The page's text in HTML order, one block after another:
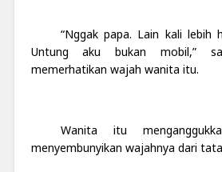
“Nggak papa. Lain kali lebih
Untung aku bukan mobil,”
memerhatikan wajah wanita itu.
Wanita itu
menyembunyikan wajahnya dari